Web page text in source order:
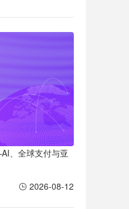
、全球支付与亚
2026-08-12